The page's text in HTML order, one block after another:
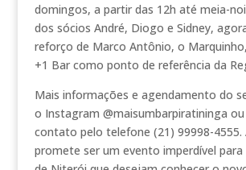
domingos, a partir das 12h até meia-
dos sócios André, Diogo e Sidney,
reforço de Marco Antônio, o
+1 Bar como ponto de referência da
Mais informações e agendamento do
o Instagram @maisumbarpiratininga
contato pelo telefone (21) 99998-4555.
promete ser um evento imperdível